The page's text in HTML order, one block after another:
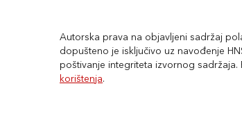
Autorska prava na objavljeni sadržaj
dopušteno je isključivo uz navođenje
poštivanje integriteta izvornog
korištenja.